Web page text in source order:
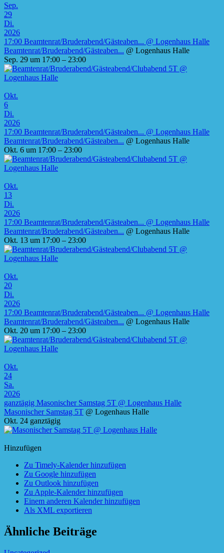
Sep.
29
Di.
2026
17:00 Beamtenrat/Bruderabend/Gästeaben... @ Logenhaus Halle
Beamtenrat/Bruderabend/Gästeaben... @ Logenhaus Halle
Sep. 29 um 17:00 – 23:00
Okt.
6
Di.
2026
17:00 Beamtenrat/Bruderabend/Gästeaben... @ Logenhaus Halle
Beamtenrat/Bruderabend/Gästeaben... @ Logenhaus Halle
Okt. 6 um 17:00 – 23:00
Okt.
13
Di.
2026
17:00 Beamtenrat/Bruderabend/Gästeaben... @ Logenhaus Halle
Beamtenrat/Bruderabend/Gästeaben... @ Logenhaus Halle
Okt. 13 um 17:00 – 23:00
Okt.
20
Di.
2026
17:00 Beamtenrat/Bruderabend/Gästeaben... @ Logenhaus Halle
Beamtenrat/Bruderabend/Gästeaben... @ Logenhaus Halle
Okt. 20 um 17:00 – 23:00
Okt.
24
Sa.
2026
ganztägig Masonischer Samstag 5T @ Logenhaus Halle
Masonischer Samstag 5T @ Logenhaus Halle
Okt. 24 ganztägig
Hinzufügen
Zu Timely-Kalender hinzufügen
Zu Google hinzufügen
Zu Outlook hinzufügen
Zu Apple-Kalender hinzufügen
Einem anderen Kalender hinzufügen
Als XML exportieren
Ähnliche Beiträge